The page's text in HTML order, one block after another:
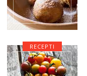
RECEPTI